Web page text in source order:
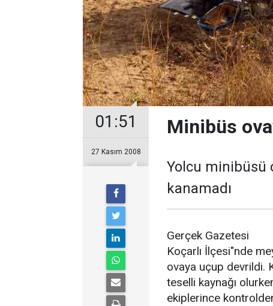
01:51
27 Kasım 2008
Minibüs
Yolcu minibüsü
kanamadı
Gerçek Gazetesi
Koçarlı İlçesi"nde
ovaya uçup devrildi.
teselli kaynağı
ekiplerince